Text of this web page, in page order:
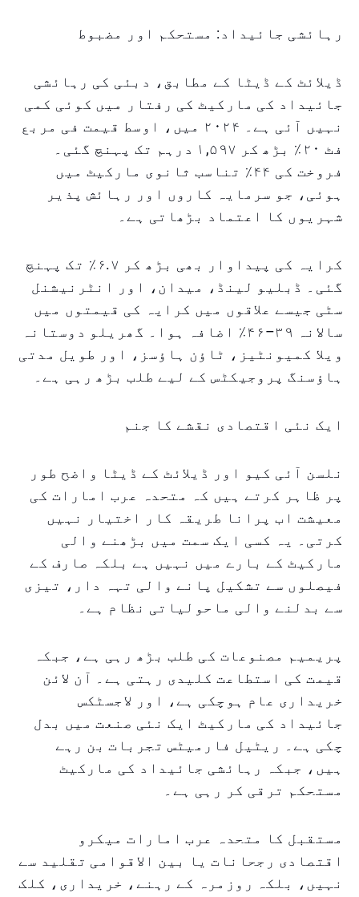
رہائشی جائیداد: مستحکم اور مضبوط
ڈیلائٹ کے ڈیٹا کے مطابق، دبئی کی رہائشی
جائیداد کی مارکیٹ کی رفتار میں کوئی کمی
نہیں آئی ہے۔ ۲۰۲۴ میں، اوسط قیمت فی مربع
فٹ ۲۰٪ بڑھ کر ۱,۵۹۷ درہم تک پہنچ گئی۔
فروخت کی ۴۴٪ تناسب ثانوی مارکیٹ میں
ہوئی، جو سرمایہ کاروں اور رہائش پذیر
شہریوں کا اعتماد بڑھاتی ہے۔
کرایہ کی پیداوار بھی بڑھ کر ۶.۷٪ تک پہنچ
گئی۔ ڈبلیو لینڈ، ميدان، اور انٹرنیشنل
سٹی جیسے علاقوں میں کرایہ کی قیمتوں میں
سالانہ ۳۹–۴۶٪ اضافہ ہوا۔ گھریلو دوستانہ
ویلا کمیونٹیز، ٹاؤن ہاؤسز، اور طویل مدتی
ہاؤسنگ پروجیکٹس کے لیے طلب بڑھ رہی ہے۔
ایک نئی اقتصادی نقشے کا جنم
نلسن آئی کیو اور ڈیلائٹ کے ڈیٹا واضح طور
پر ظاہر کرتے ہیں کہ متحدہ عرب امارات کی
معیشت اب پرانا طریقہ کار اختیار نہیں
کرتی۔ یہ کسی ایک سمت میں بڑھنے والی
مارکیٹ کے بارے میں نہیں ہے بلکہ صارف کے
فیصلوں سے تشکیل پانے والی تہہ دار، تیزی
سے بدلنے والی ماحولیاتی نظام ہے۔
پریمیم مصنوعات کی طلب بڑھ رہی ہے، جبکہ
قیمت کی استطاعت کلیدی رہتی ہے۔ آن لائن
خریداری عام ہوچکی ہے، اور لاجسٹکس
جائیداد کی مارکیٹ ایک نئی صنعت میں بدل
چکی ہے۔ ریٹیل فارمیٹس تجربات بن رہے
ہیں، جبکہ رہائشی جائیداد کی مارکیٹ
مستحکم ترقی کر رہی ہے۔
مستقبل کا متحدہ عرب امارات میکرو
اقتصادی رجحانات یا بین الاقوامی تقلید سے
نہیں، بلکہ روزمرہ کے رہنے، خریداری، کلک